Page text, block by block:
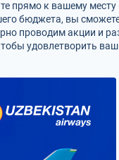
прямо к вашему
бюджета, вы
проводим акции и
удовлетворить